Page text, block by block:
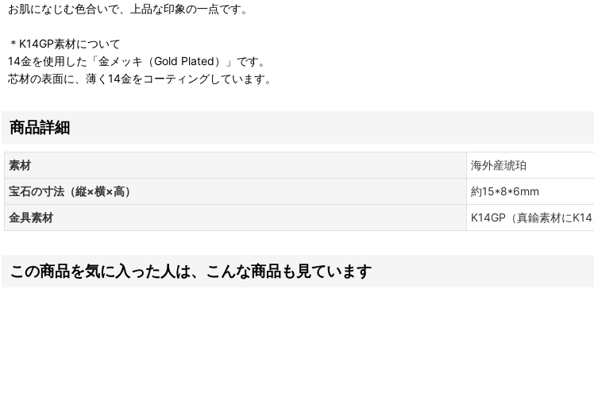
お肌になじむ色合いで、上品な印象の一点です。
＊K14GP素材について
14金を使用した「金メッキ（Gold Plated）」です。
芯材の表面に、薄く14金をコーティングしています。
商品詳細
素材
海外産琥珀
宝石の寸法（縦×横×高）
約15*8*6mm
金具素材
K14GP（真鍮素材にK14
この商品を気に入った人は、こんな商品も見ています